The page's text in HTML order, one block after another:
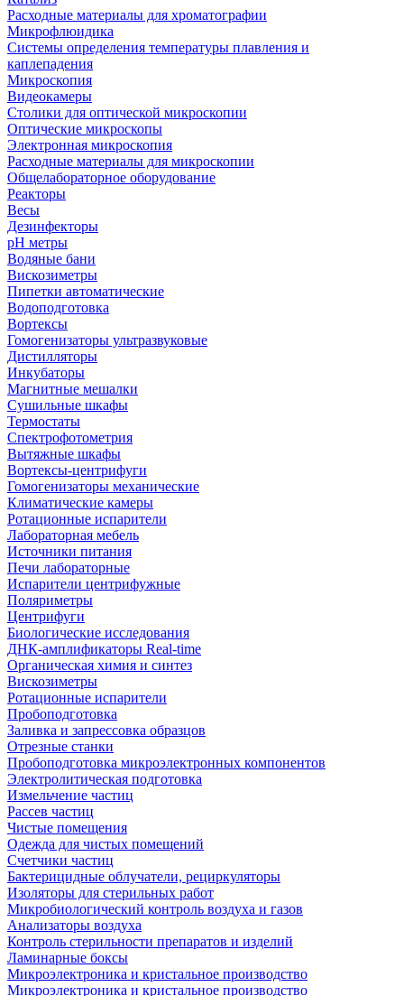
Расходные материалы для хроматографии
Микрофлюидика
Системы определения температуры плавления и
каплепадения
Микроскопия
Видеокамеры
Столики для оптической микроскопии
Оптические микроскопы
Электронная микроскопия
Расходные материалы для микроскопии
Общелабораторное оборудование
Реакторы
Весы
Дезинфекторы
рН метры
Водяные бани
Вискозиметры
Пипетки автоматические
Водоподготовка
Вортексы
Гомогенизаторы ультразвуковые
Дистилляторы
Инкубаторы
Магнитные мешалки
Сушильные шкафы
Термостаты
Спектрофотометрия
Вытяжные шкафы
Вортексы-центрифуги
Гомогенизаторы механические
Климатические камеры
Ротационные испарители
Лабораторная мебель
Источники питания
Печи лабораторные
Испарители центрифужные
Поляриметры
Центрифуги
Биологические исследования
ДНК-амплификаторы Real-time
Органическая химия и синтез
Вискозиметры
Ротационные испарители
Пробоподготовка
Заливка и запрессовка образцов
Отрезные станки
Пробоподготовка микроэлектронных компонентов
Электролитическая подготовка
Измельчение частиц
Рассев частиц
Чистые помещения
Одежда для чистых помещений
Счетчики частиц
Бактерицидные облучатели, рециркуляторы
Изоляторы для стерильных работ
Микробиологический контроль воздуха и газов
Анализаторы воздуха
Контроль стерильности препаратов и изделий
Ламинарные боксы
Микроэлектроника и кристальное производство
Микроэлектроника и кристальное производство